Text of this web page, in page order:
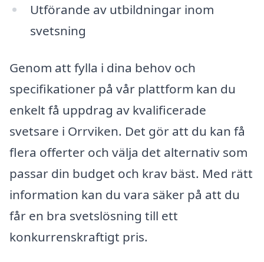
Utförande av utbildningar inom
svetsning
Genom att fylla i dina behov och
specifikationer på vår plattform kan du
enkelt få uppdrag av kvalificerade
svetsare i Orrviken. Det gör att du kan få
flera offerter och välja det alternativ som
passar din budget och krav bäst. Med rätt
information kan du vara säker på att du
får en bra svetslösning till ett
konkurrenskraftigt pris.